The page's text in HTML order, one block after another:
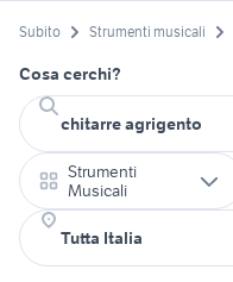
Subito Strumenti musicali
Cosa cerchi?
Strumenti
Musicali